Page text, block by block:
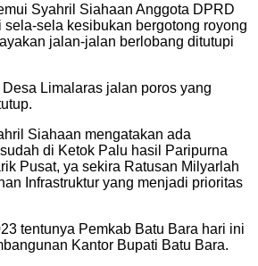
Syahril Siahaan Anggota DPRD
sela-sela kesibukan bergotong royong
jalan-jalan berlobang ditutupi
Desa Limalaras jalan poros yang
Siahaan mengatakan ada
di Ketok Palu hasil Paripurna
Pusat, ya sekira Ratusan Milyarlah
Infrastruktur yang menjadi prioritas
tentunya Pemkab Batu Bara hari ini
Kantor Bupati Batu Bara.